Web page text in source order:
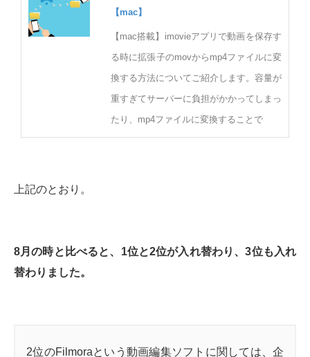
【mac】
【mac搭載】imovieアプリで動画を保存す
る時に拡張子のmovからmp4ファイルに変
換する方法についてご紹介します。容量が
重すぎてサーバーに負担がかかってしまっ
たり、mp4ファイルに変換することで
上記のとおり。
8月の時と比べると、1位と2位が入れ替わり、3位も入れ
替わりました。
2位のFilmoraという動画編集ソフトに関しては、企